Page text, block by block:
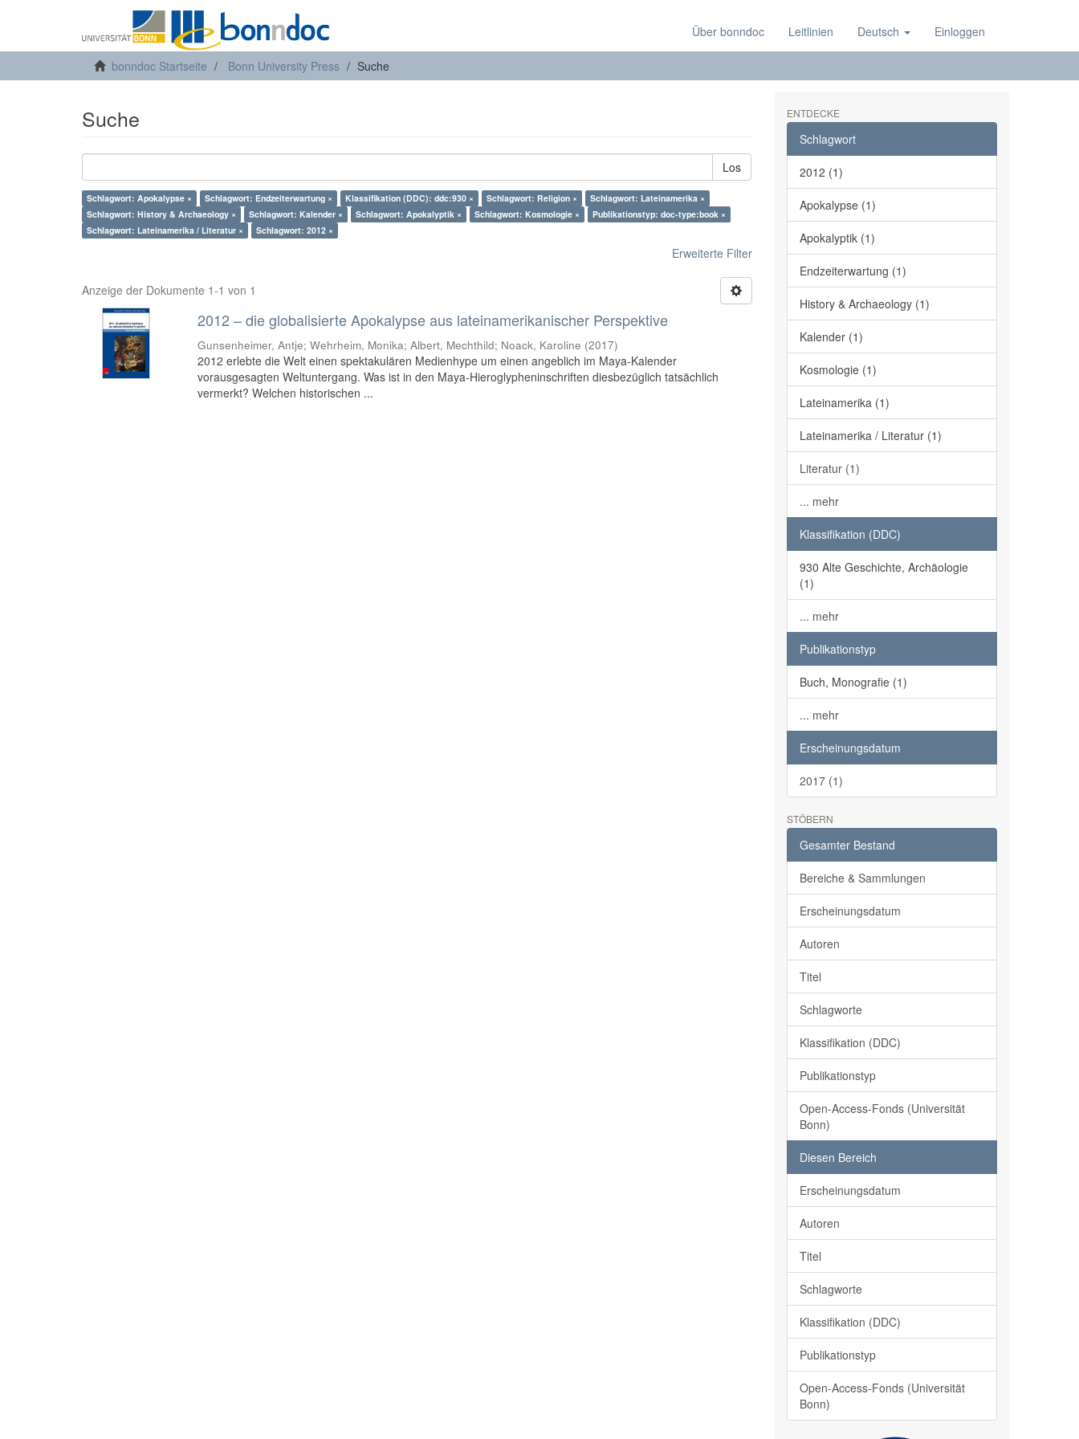
Über bonndoc Leitlinien Deutsch Einloggen
bonndoc Startseite Bonn University Press Suche
Suche
Los
Schlagwort: Apokalypse × Schlagwort: Endzeiterwartung × Klassifikation (DDC): ddc:930 × Schlagwort: Religion ×
Schlagwort: Lateinamerika ×
Schlagwort: History & Archaeology ×
Schlagwort: Kalender × Schlagwort: Apokalyptik × Schlagwort: Kosmologie ×
Publikationstyp: doc-type:book ×
Schlagwort: Lateinamerika / Literatur ×
Schlagwort: 2012 ×
Erweiterte Filter
Anzeige der Dokumente 1-1 von 1
2012 – die globalisierte Apokalypse aus lateinamerikanischer Perspektive
Gunsenheimer, Antje; Wehrheim, Monika; Albert, Mechthild; Noack, Karoline (2017)
2012 erlebte die Welt einen spektakulären Medienhype um einen angeblich im Maya-Kalender
vorausgesagten Weltuntergang. Was ist in den Maya-Hieroglypheninschriften diesbezüglich tatsächlich
vermerkt? Welchen historischen ...
ENTDECKE
Schlagwort
2012 (1)
Apokalypse (1)
Apokalyptik (1)
Endzeiterwartung (1)
History & Archaeology (1)
Kalender (1)
Kosmologie (1)
Lateinamerika (1)
Lateinamerika / Literatur (1)
Literatur (1)
... mehr
Klassifikation (DDC)
930 Alte Geschichte, Archäologie
(1)
... mehr
Publikationstyp
Buch, Monografie (1)
... mehr
Erscheinungsdatum
2017 (1)
STÖBERN
Gesamter Bestand
Bereiche & Sammlungen
Erscheinungsdatum
Autoren
Titel
Schlagworte
Klassifikation (DDC)
Publikationstyp
Open-Access-Fonds (Universität
Bonn)
Diesen Bereich
Erscheinungsdatum
Autoren
Titel
Schlagworte
Klassifikation (DDC)
Publikationstyp
Open-Access-Fonds (Universität
Bonn)